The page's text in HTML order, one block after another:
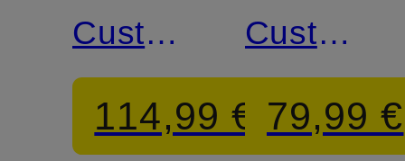
Custom
Fit
114,99 €
Custom
Fit
79,99 €